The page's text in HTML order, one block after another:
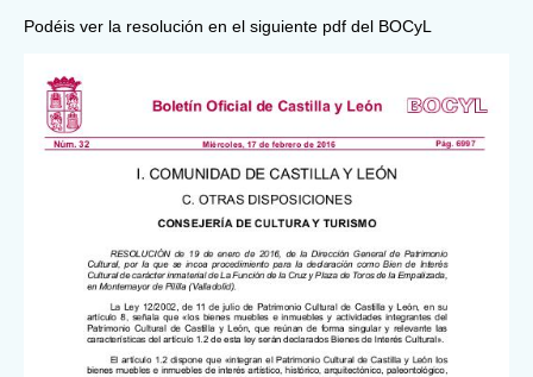
Podéis ver la resolución en el siguiente pdf del BOCyL